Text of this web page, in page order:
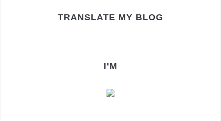
TRANSLATE MY BLOG
I’M